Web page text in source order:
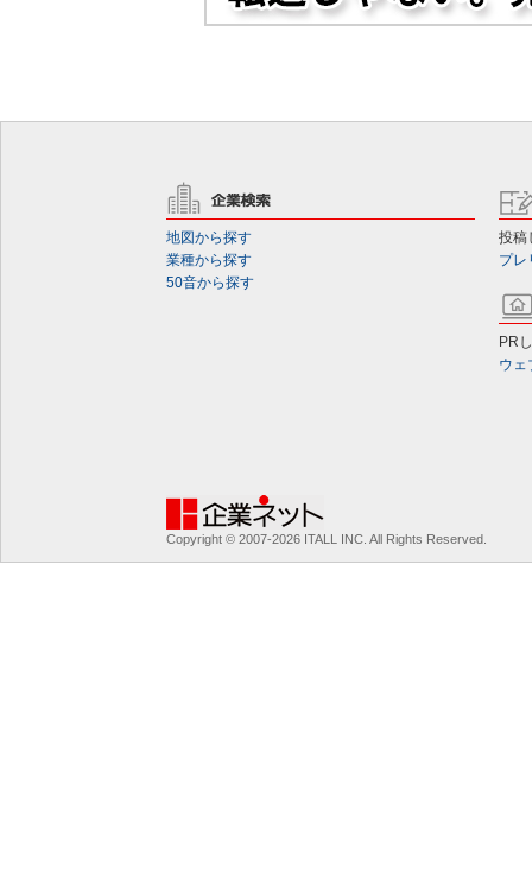
地図から探す
業種から探す
50音から探す
投稿
プレ
PR
ウェ
Copyright © 2007-2026 ITALL INC. All Rights Reserved.